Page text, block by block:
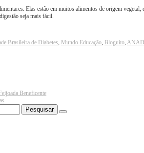
Elas estão em muitos alimentos de origem
seja mais fácil.
Brasileira de Diabetes Mundo Educação Bloguito ANAD
Beneficente